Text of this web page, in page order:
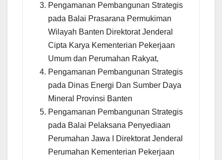
Pengamanan Pembangunan Strategis
pada Balai Prasarana Permukiman
Wilayah Banten Direktorat Jenderal
Cipta Karya Kementerian Pekerjaan
Umum dan Perumahan Rakyat,
Pengamanan Pembangunan Strategis
pada Dinas Energi Dan Sumber Daya
Mineral Provinsi Banten
Pengamanan Pembangunan Strategis
pada Balai Pelaksana Penyediaan
Perumahan Jawa I Direktorat Jenderal
Perumahan Kementerian Pekerjaan